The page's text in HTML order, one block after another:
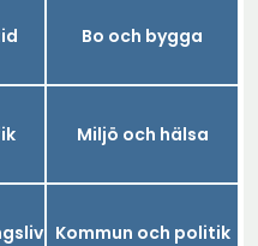
Bo och bygga
Miljö och hälsa
Kommun och politik